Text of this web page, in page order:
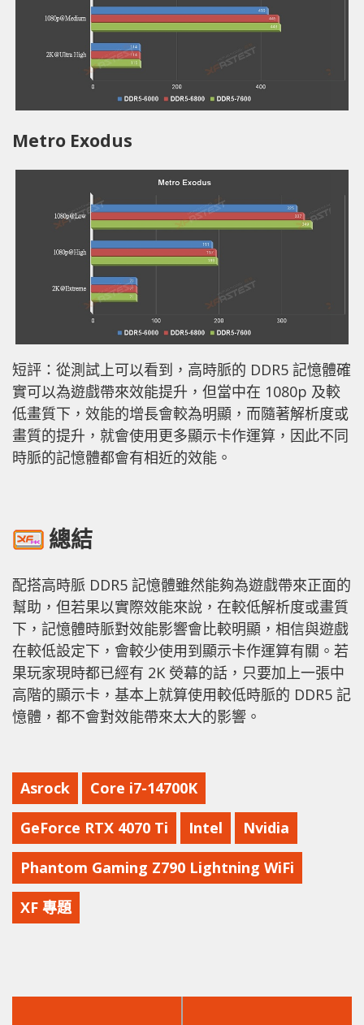
Metro Exodus
短評：從測試上可以看到，高時脈的 DDR5 記憶體確
實可以為遊戲帶來效能提升，但當中在 1080p 及較
低畫質下，效能的增長會較為明顯，而隨著解析度或
畫質的提升，就會使用更多顯示卡作運算，因此不同
時脈的記憶體都會有相近的效能。
總結
配搭高時脈 DDR5 記憶體雖然能夠為遊戲帶來正面的
幫助，但若果以實際效能來說，在較低解析度或畫質
下，記憶體時脈對效能影響會比較明顯，相信與遊戲
在較低設定下，會較少使用到顯示卡作運算有關。若
果玩家現時都已經有 2K 熒幕的話，只要加上一張中
高階的顯示卡，基本上就算使用較低時脈的 DDR5 記
憶體，都不會對效能帶來太大的影響。
Asrock Core i7-14700K
GeForce RTX 4070 Ti Intel Nvidia
Phantom Gaming Z790 Lightning WiFi
XF 專題